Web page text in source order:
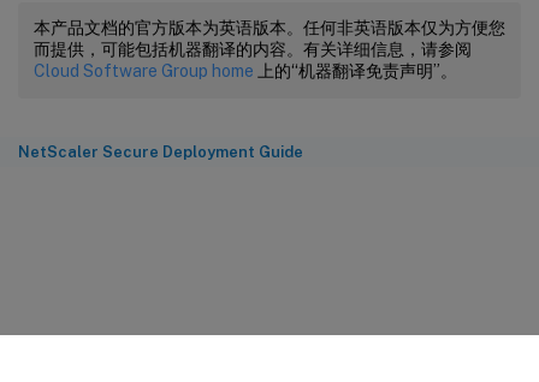
本产品文档的官方版本为英语版本。任何非英语版本仅为方便您
而提供，可能包括机器翻译的内容。有关详细信息，请参阅
Cloud Software Group home 上的“机器翻译免责声明”。
NetScaler Secure Deployment Guide